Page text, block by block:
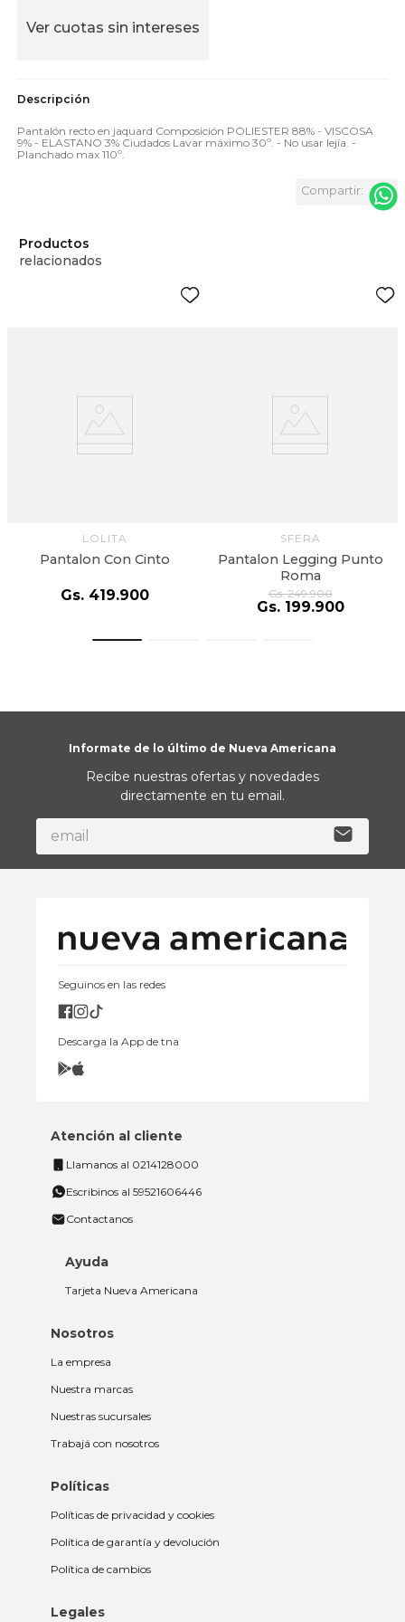
Ver cuotas sin intereses
Pantalón recto en jaquard Composición POLIESTER 88% - VISCOSA
9% - ELASTANO 3% Ciudados Lavar máximo 30º. - No usar lejía. -
Planchado max 110º.
Productos
relacionados
LOLITA
Pantalon Con Cinto
Gs. 419.900
SFERA
Pantalon Legging Punto
Roma
Gs. 249.900
Gs. 199.900
Informate de lo último de Nueva Americana
Recibe nuestras ofertas y novedades
directamente en tu email.
Seguinos en las redes
Descarga la App de tna
Atención al cliente
Llamanos al 0214128000
Escribinos al 59521606446
Contactanos
Ayuda
Tarjeta Nueva Americana
Nosotros
La empresa
Nuestra marcas
Nuestras sucursales
Trabajá con nosotros
Políticas
Políticas de privacidad y cookies
Política de garantía y devolución
Política de cambios
Legales